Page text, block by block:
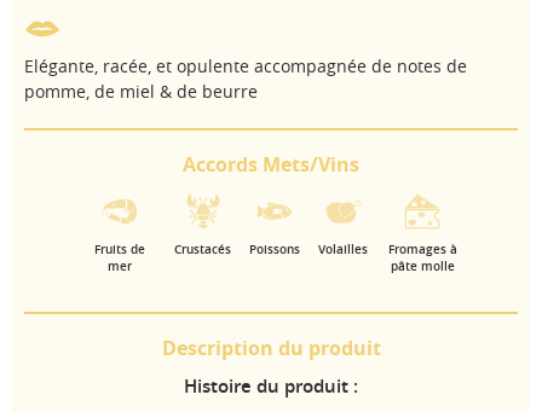
Elégante, racée, et opulente accompagnée de notes de
pomme, de miel & de beurre
Accords Mets/Vins
Fruits de
mer
Crustacés Poissons Volailles
Fromages à
pâte molle
Description du produit
Histoire du produit :